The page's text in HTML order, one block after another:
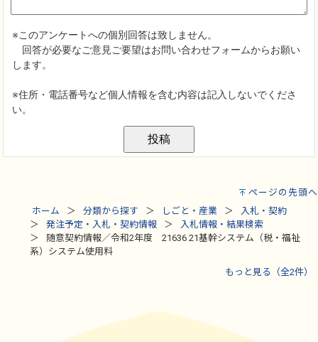
ページの先頭へ
ホーム
分類から探す しごと・産業
入札・契約
発注予定・入札・契約情報
入札情報・結果検索
随意契約情報／令和2年度 21636 21基幹システム（税・福祉
系）システム使用料
もっと見る（全2件）